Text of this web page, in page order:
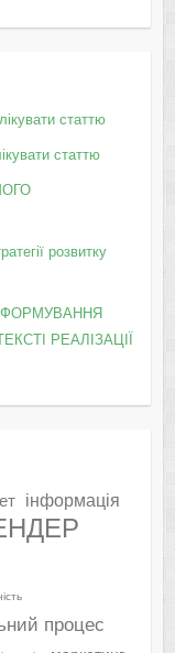
статтю
статтю
розвитку
ФОРМУВАННЯ
РЕАЛІЗАЦІЇ
інформація
процес